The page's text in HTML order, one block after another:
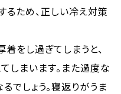
るため、正しい冷え対策
をし過ぎてしまうと、
しまいます。また過度な
でしょう。寝返りがうま